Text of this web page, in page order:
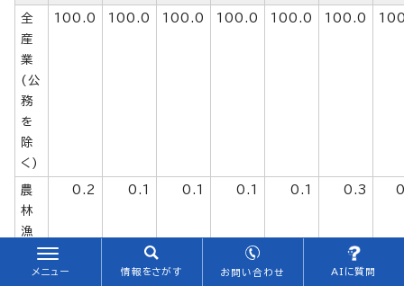
全
産
業
(公
務
を
除
く)
100.0 100.0 100.0 100.0 100.0 100.0
農
林
漁
0.2 0.1 0.1 0.1 0.1 0.3
鉱 0.0 - -
メニュー 情報をさがす お問い合わせ AIに質問